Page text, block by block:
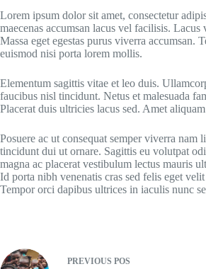
Lorem ipsum dolor sit amet, consectetur
maecenas accumsan lacus vel facilisis.
Massa eget egestas purus viverra accumsan.
euismod nisi porta lorem mollis.
Elementum sagittis vitae et leo duis.
faucibus nisl tincidunt. Netus et malesuada
Placerat duis ultricies lacus sed. Amet
Posuere ac ut consequat semper viverra
tincidunt dui ut ornare. Sagittis eu volutpat
magna ac placerat vestibulum lectus mauris
Id porta nibh venenatis cras sed felis eget
Tempor orci dapibus ultrices in iaculis nunc
PREVIOUS POS